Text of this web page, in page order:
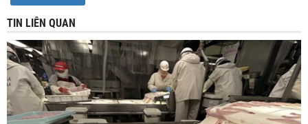
TIN LIÊN QUAN